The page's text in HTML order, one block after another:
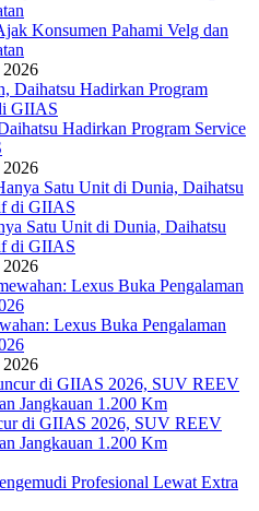
Konsumen Pahami Velg dan
2026
Hadirkan Program Service
2026
Satu Unit di Dunia, Daihatsu
di GIIAS
2026
Lexus Buka Pengalaman
2026
di GIIAS 2026, SUV REEV
Jangkauan 1.200 Km